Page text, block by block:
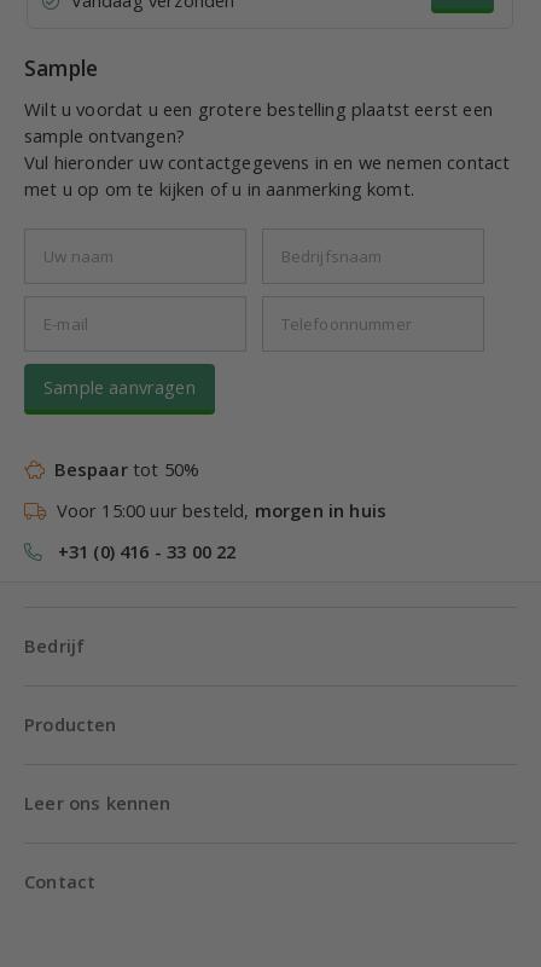
Sample
Wilt u voordat u een grotere bestelling plaatst eerst een
sample ontvangen?
Vul hieronder uw contactgegevens in en we nemen contact
met u op om te kijken of u in aanmerking komt.
Sample aanvragen
Bespaartot 50%
Voor 15:00 uur besteld, morgen in huis
+31 (0) 416 - 33 00 22
Bedrijf
Producten
Leer ons kennen
Contact